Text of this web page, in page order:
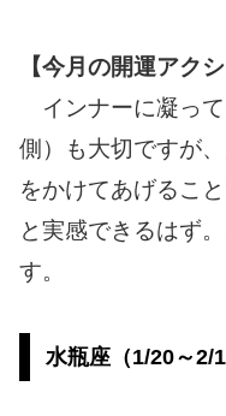
【今月の開運アクシ
インナーに凝っ
側）も大切ですが
をかけてあげるこ
と実感できるはず
す。
水瓶座（1/20～2/